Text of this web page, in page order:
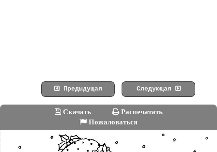
Предыдущая Следующая
Скачать
Распечатать
Пожаловаться